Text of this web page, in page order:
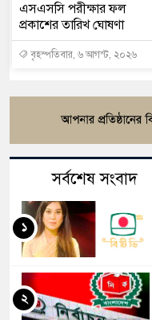
এসএসসি পরীক্ষার ফল
প্রকাশের তারিখ ঘোষণা
বৃহস্পতিবার, ৬ আগস্ট, ২০২৬
সর্বশেষ সংবাদ
১
২